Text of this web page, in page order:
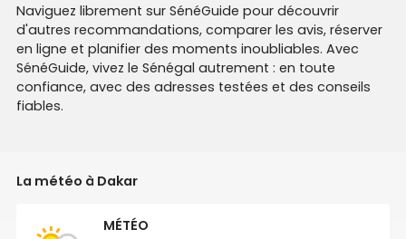
Naviguez librement sur SénéGuide pour découvrir
d'autres recommandations, comparer les avis, réserver
en ligne et planifier des moments inoubliables. Avec
SénéGuide, vivez le Sénégal autrement : en toute
confiance, avec des adresses testées et des conseils
fiables.
La météo à Dakar
MÉTÉO